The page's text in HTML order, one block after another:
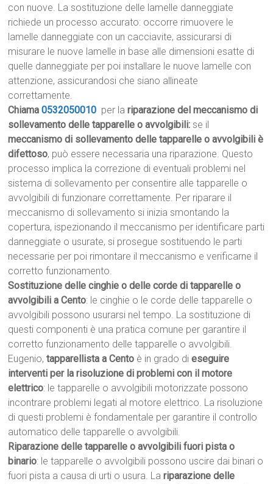
con nuove. La sostituzione delle lamelle danneggiate
richiede un processo accurato: occorre rimuovere le
lamelle danneggiate con un cacciavite, assicurarsi di
misurare le nuove lamelle in base alle dimensioni esatte di
quelle danneggiate per poi installare le nuove lamelle con
attenzione, assicurandosi che siano allineate
correttamente.
Chiama0532050010 per lariparazione del meccanismo di
sollevamento delle tapparelle o avvolgibili: se il
meccanismo di sollevamento delle tapparelle o avvolgibili è
difettoso, può essere necessaria una riparazione. Questo
processo implica la correzione di eventuali problemi nel
sistema di sollevamento per consentire alle tapparelle o
avvolgibili di funzionare correttamente. Per riparare il
meccanismo di sollevamento si inizia smontando la
copertura, ispezionando il meccanismo per identificare parti
danneggiate o usurate, si prosegue sostituendo le parti
necessarie per poi rimontare il meccanismo e verificarne il
corretto funzionamento.
Sostituzione delle cinghie o delle corde di tapparelle o
avvolgibili a Cento: le cinghie o le corde delle tapparelle o
avvolgibili possono usurarsi nel tempo. La sostituzione di
questi componenti è una pratica comune per garantire il
corretto funzionamento delle tapparelle o avvolgibili.
Eugenio,tapparellista a Cento è in grado di eseguire
interventi per la risoluzione di problemi con il motore
elettrico: le tapparelle o avvolgibili motorizzate possono
incontrare problemi legati al motore elettrico. La risoluzione
di questi problemi è fondamentale per garantire il controllo
automatico delle tapparelle o avvolgibili.
Riparazione delle tapparelle o avvolgibili fuori pista o
binario: le tapparelle o avvolgibili possono uscire dai binari o
fuori pista a causa di urti o usura. Lariparazione delle